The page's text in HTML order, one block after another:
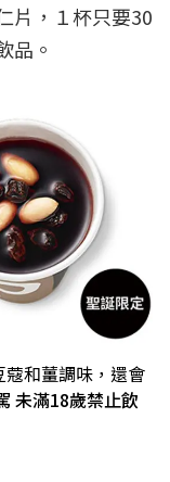
片，１杯只要30
品。
和薑調味，還會
未滿18歲禁止飲